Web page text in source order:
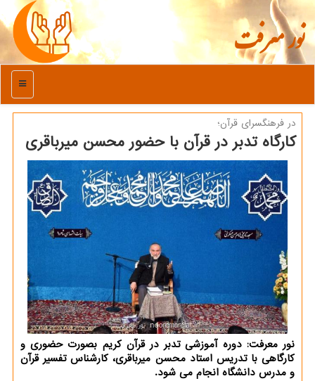
نور معرفت
منو
در فرهنگسرای قرآن؛
کارگاه تدبر در قرآن با حضور محسن میرباقری
نور معرفت: دوره آموزشی تدبر در قرآن کریم بصورت حضوری و
کارگاهی با تدریس استاد محسن میرباقری، کارشناس تفسیر قرآن
و مدرس دانشگاه انجام می شود.